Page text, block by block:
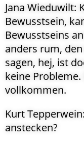
Jana Wieduwilt:
Bewusstsein,
Bewusstseins
anders rum,
sagen, hej, ist
keine Probleme.
vollkommen.
Kurt
anstecken?